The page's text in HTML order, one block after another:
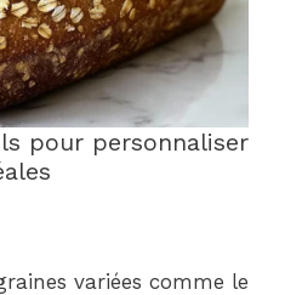
pour personnaliser
variées comme le